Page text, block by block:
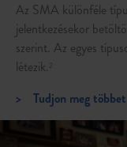
Az SMA különféle
jelentkezésekor
szerint. Az egyes
létezik. 2
> Tudjon meg többet